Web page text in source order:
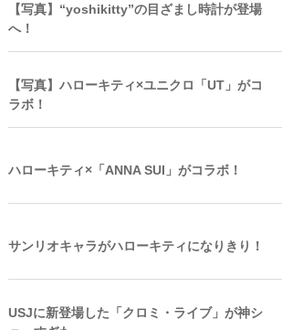
【写真】“yoshikitty”の目ざまし時計が登場
へ！
【写真】ハローキティ×ユニクロ「UT」がコ
ラボ！
ハローキティ×「ANNA SUI」がコラボ！
サンリオキャラがハローキティになりきり！
USJに新登場した「クロミ・ライブ」が神シ